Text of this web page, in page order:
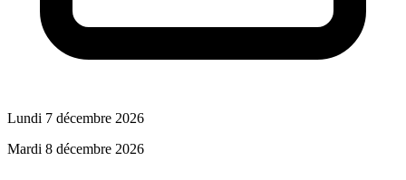
Lundi 7 décembre 2026
Mardi 8 décembre 2026